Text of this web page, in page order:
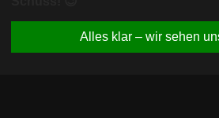
Alles klar – wir sehen